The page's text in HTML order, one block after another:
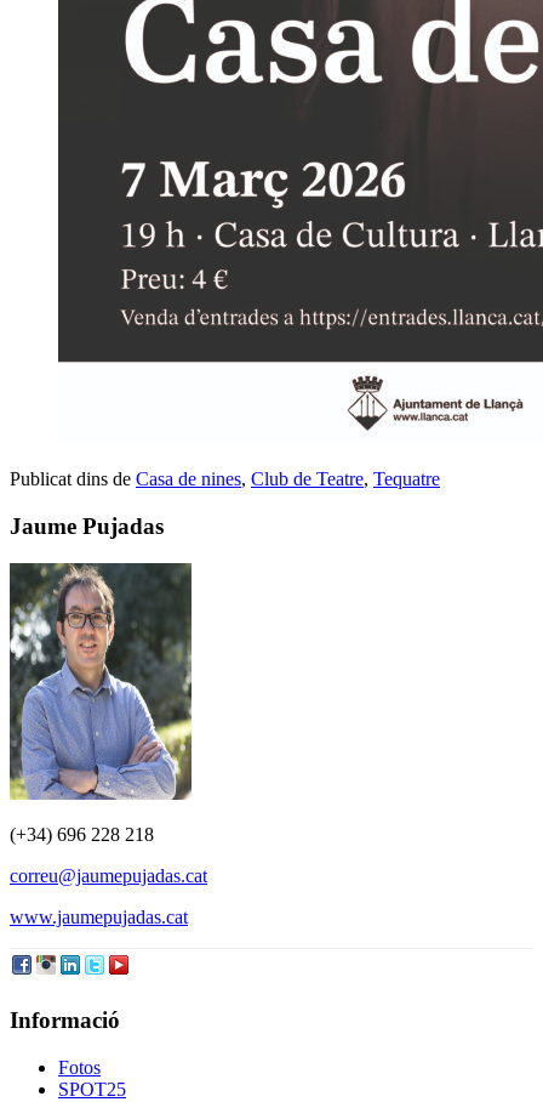
Publicat dins de Casa de nines, Club de Teatre, Tequatre
Jaume Pujadas
(+34) 696 228 218
correu@jaumepujadas.cat
www.jaumepujadas.cat
Informació
Fotos
SPOT25